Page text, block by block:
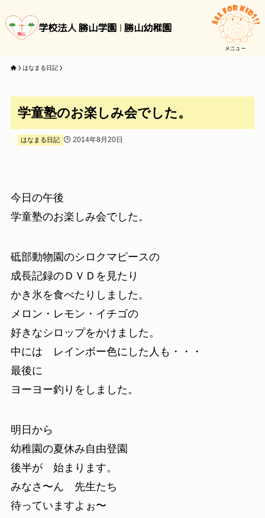
学校法人 勝山学園 勝山幼稚園
メニュー
はなまる日記
学童塾のお楽しみ会でした。
はなまる日記 2014年8月20日
今日の午後
学童塾のお楽しみ会でした。
砥部動物園のシロクマピースの
成長記録のＤＶＤを見たり
かき氷を食べたりしました。
メロン・レモン・イチゴの
好きなシロップをかけました。
中には レインボー色にした人も・・・
最後に
ヨーヨー釣りをしました。
明日から
幼稚園の夏休み自由登園
後半が 始まります。
みなさ〜ん 先生たち
待っていますよぉ〜